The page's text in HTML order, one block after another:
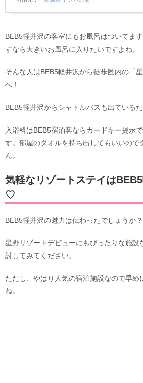
BEB5軽井沢の客室にもお風呂はついてま
すなら大きいお風呂に入りたいですよね。
そんな人はBEB5軽井沢から徒歩圏内の「
へ！
BEB5軽井沢からシャトルバスも出ている
入浴料はBEB5宿泊客ならカードキー提示
す。部屋のタオルを持ち出してもいいので
ん。
気軽なリゾートステイは
♡
BEB5軽井沢の魅力は伝わったでしょうか？
星野リゾートデビューにもぴったりな施設
討してみてください。
ただし、やはり人気の宿泊施設なので早め
ね。